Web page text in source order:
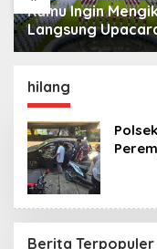
Kamu Ingin
Langsung
HUT Ke-81
Istana? Ini Link
Pendaftaran
di Sini
hilang
Berita Terpopuler